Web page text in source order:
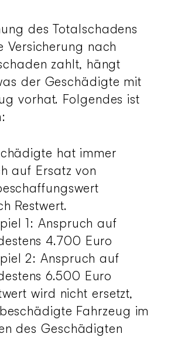
des Totalschadens
Versicherung nach
zahlt, hängt
der Geschädigte mit
vorhat. Folgendes ist
hat immer
auf Ersatz von
Restwert.
1: Anspruch auf
4.700 Euro
2: Anspruch auf
6.500 Euro
wird nicht ersetzt,
Fahrzeug im
des Geschädigten